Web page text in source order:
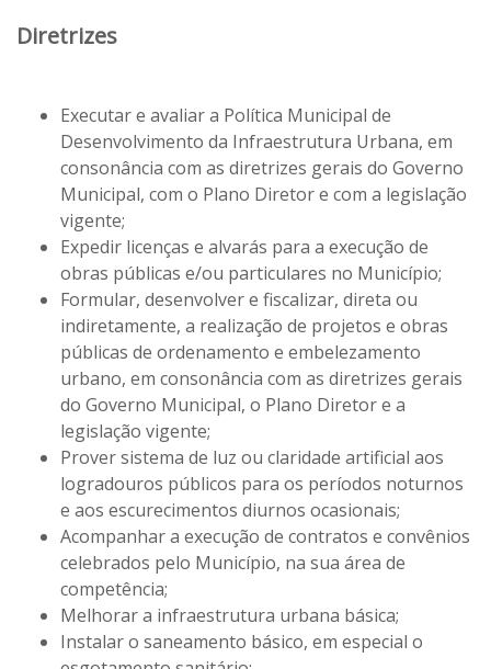
Diretrizes
Executar e avaliar a Política Municipal de
Desenvolvimento da Infraestrutura Urbana, em
consonância com as diretrizes gerais do Governo
Municipal, com o Plano Diretor e com a legislação
vigente;
Expedir licenças e alvarás para a execução de
obras públicas e/ou particulares no Município;
Formular, desenvolver e fiscalizar, direta ou
indiretamente, a realização de projetos e obras
públicas de ordenamento e embelezamento
urbano, em consonância com as diretrizes gerais
do Governo Municipal, o Plano Diretor e a
legislação vigente;
Prover sistema de luz ou claridade artificial aos
logradouros públicos para os períodos noturnos
e aos escurecimentos diurnos ocasionais;
Acompanhar a execução de contratos e convênios
celebrados pelo Município, na sua área de
competência;
Melhorar a infraestrutura urbana básica;
Instalar o saneamento básico, em especial o